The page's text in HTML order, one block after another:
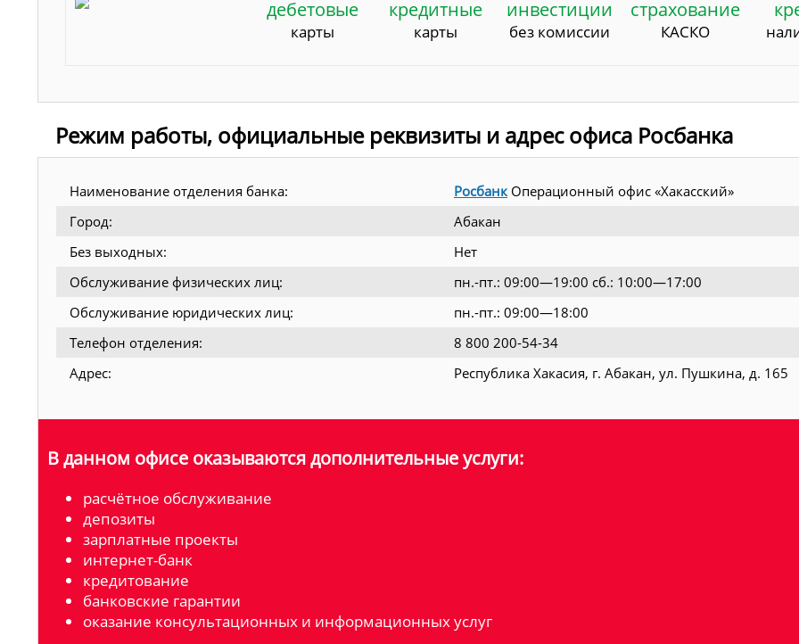
дебетовые
карты
кредитные
карты
инвестиции
без комиссии
страхование
КАСКО
Режим работы, официальные реквизиты и адрес офиса Росбанка
Наименование отделения банка: РосбанкОперационный офис «Хакасский»
Город:
Абакан
Без выходных:
Нет
Обслуживание физических лиц:
пн.-пт.: 09:00—19:00 сб.: 10:00—17:00
Обслуживание юридических лиц:
пн.-пт.: 09:00—18:00
Телефон отделения:
8 800 200-54-34
Адрес:
Республика Хакасия, г. Абакан, ул. Пушкина, д. 165
В данном офисе оказываются дополнительные услуги:
расчётное обслуживание
депозиты
зарплатные проекты
интернет-банк
кредитование
банковские гарантии
оказание консультационных и информационных услуг